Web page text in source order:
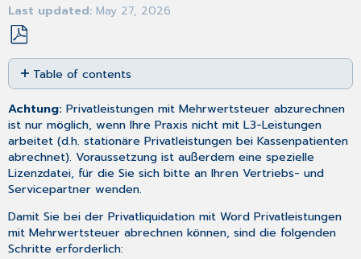
Last updated May 27, 2026
Save
as
PDF
Table of contents
Word
die
Serienbrieffunktion
für
die
Mehrwertsteuer
erstellen
Den
entsprechenden
Achtung:Privatleistungen mit Mehrwertsteuer abzurechnen
ist nur möglich, wenn Ihre Praxis nicht mitL3-Leistungen
arbeitet (d.h. stationäre Privatleistungen bei Kassenpatienten
abrechnet). Voraussetzung ist außerdem eine spezielle
Lizenzdatei, für die Sie sich bitte an Ihren Vertriebs- und
Servicepartner wenden.
Damit Sie bei der Privatliquidation mit Word Privatleistungen
mit Mehrwertsteuer abrechnen können, sind die folgenden
Schritte erforderlich: